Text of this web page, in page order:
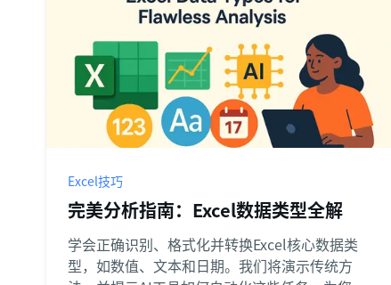
Excel技巧
完美分析指南：Excel数据类型全解
学会正确识别、格式化并转换Excel核心数据类
型，如数值、文本和日期。我们将演示传统方